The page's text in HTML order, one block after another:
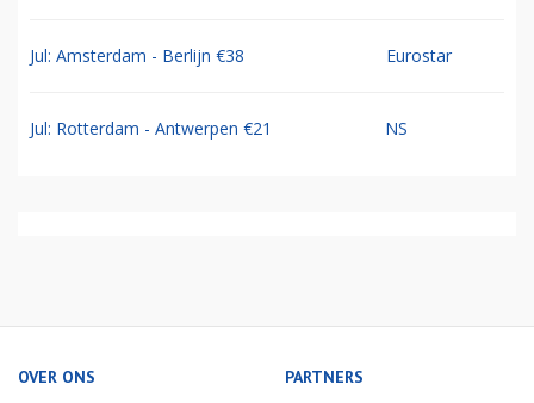
Jul: Amsterdam - Berlijn €38 Eurostar
Jul: Rotterdam - Antwerpen €21 NS
OVER ONS PARTNERS